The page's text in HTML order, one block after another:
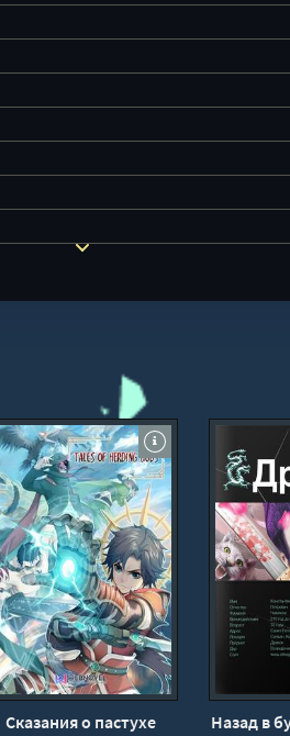
Сказания о пастухе
Назад в